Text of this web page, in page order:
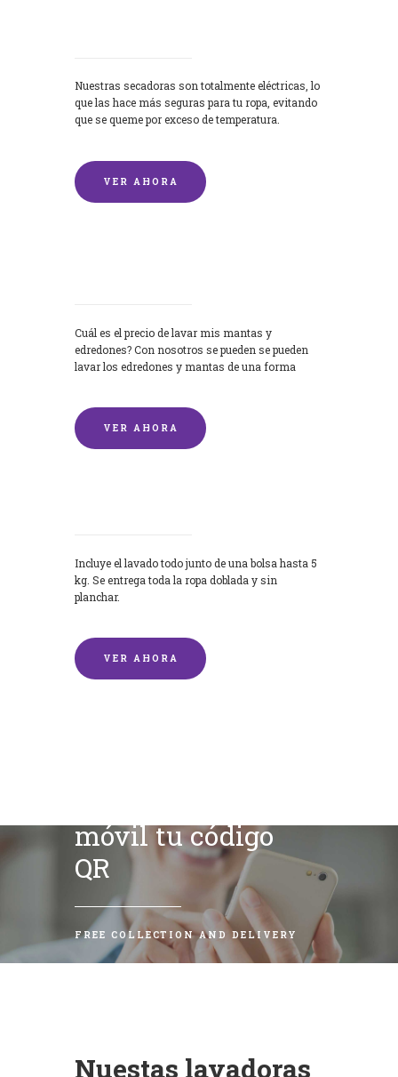
Nuestras secadoras son totalmente eléctricas, lo
que las hace más seguras para tu ropa, evitando
que se queme por exceso de temperatura.
VER AHORA
Cuál es el precio de lavar mis mantas y
edredones? Con nosotros se pueden se pueden
lavar los edredones y mantas de una forma
VER AHORA
Incluye el lavado todo junto de una bolsa hasta 5
kg. Se entrega toda la ropa doblada y sin
planchar.
VER AHORA
móvil tu código
QR
FREE COLLECTION AND DELIVERY
Nuestas lavadoras